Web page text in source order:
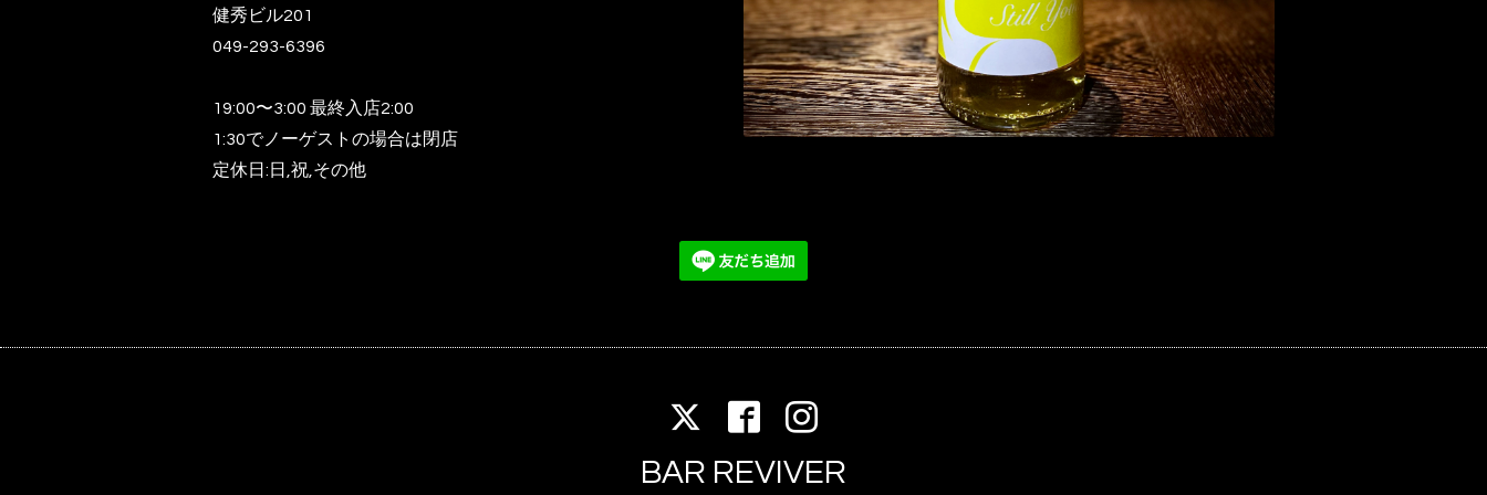
健秀ビル201
049-293-6396
19:00〜3:00 最終入店2:00
1:30でノーゲストの場合は閉店
定休日:日,祝,その他
BAR REVIVER